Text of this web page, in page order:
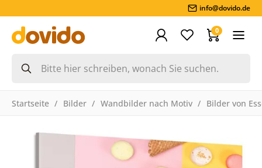
info@dovido.de
0
Startseite Bilder Wandbilder nach Motiv Bilder von